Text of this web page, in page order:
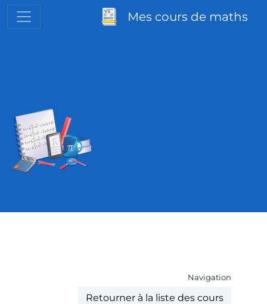
Mes cours de maths
Navigation
Retourner à la liste des cours